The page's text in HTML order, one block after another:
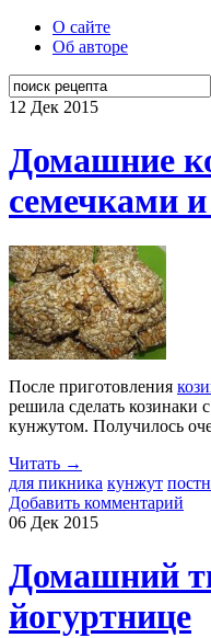
О сайте
Об авторе
12 Дек 2015
Домашние
семечками
После приготовления
решила сделать козинаки
кунжутом. Получилось
Читать →
для пикника кунжут
Добавить комментарий
06 Дек 2015
Домашний
йогуртнице